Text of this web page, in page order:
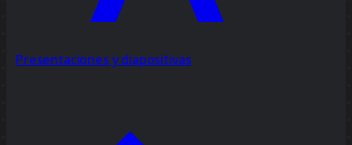
Presentaciones y diapositivas